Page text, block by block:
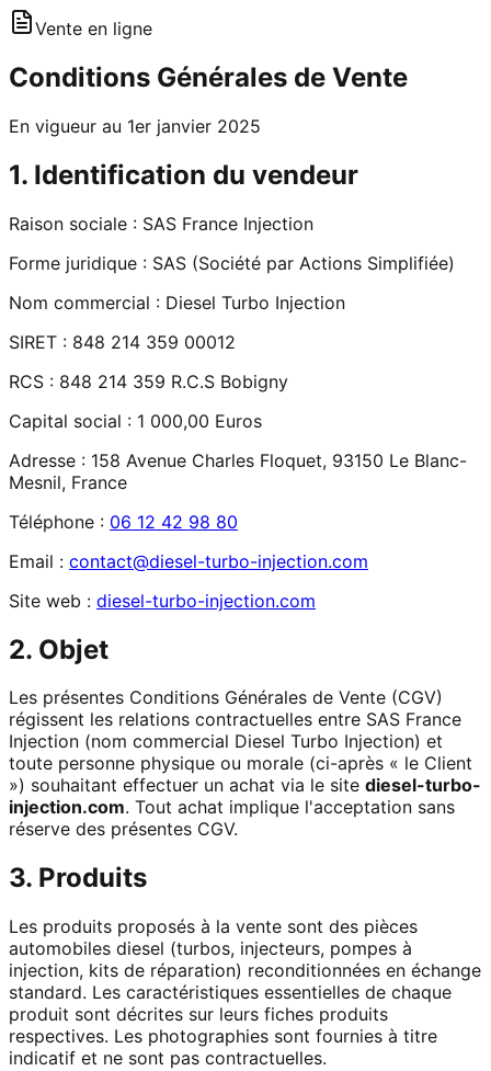
Vente en ligne
Conditions Générales de Vente
En vigueur au 1er janvier 2025
1. Identification du vendeur
Raison sociale : SAS France Injection
Forme juridique : SAS (Société par Actions Simplifiée)
Nom commercial : Diesel Turbo Injection
SIRET : 848 214 359 00012
RCS : 848 214 359 R.C.S Bobigny
Capital social : 1 000,00 Euros
Adresse : 158 Avenue Charles Floquet, 93150 Le Blanc-
Mesnil, France
Téléphone : 06 12 42 98 80
Email : contact@diesel-turbo-injection.com
Site web : diesel-turbo-injection.com
2. Objet
Les présentes Conditions Générales de Vente (CGV)
régissent les relations contractuelles entre SAS France
Injection (nom commercial Diesel Turbo Injection) et
toute personne physique ou morale (ci-après « le Client
») souhaitant effectuer un achat via le site diesel-turbo-
injection.com. Tout achat implique l'acceptation sans
réserve des présentes CGV.
3. Produits
Les produits proposés à la vente sont des pièces
automobiles diesel (turbos, injecteurs, pompes à
injection, kits de réparation) reconditionnées en échange
standard. Les caractéristiques essentielles de chaque
produit sont décrites sur leurs fiches produits
respectives. Les photographies sont fournies à titre
indicatif et ne sont pas contractuelles.